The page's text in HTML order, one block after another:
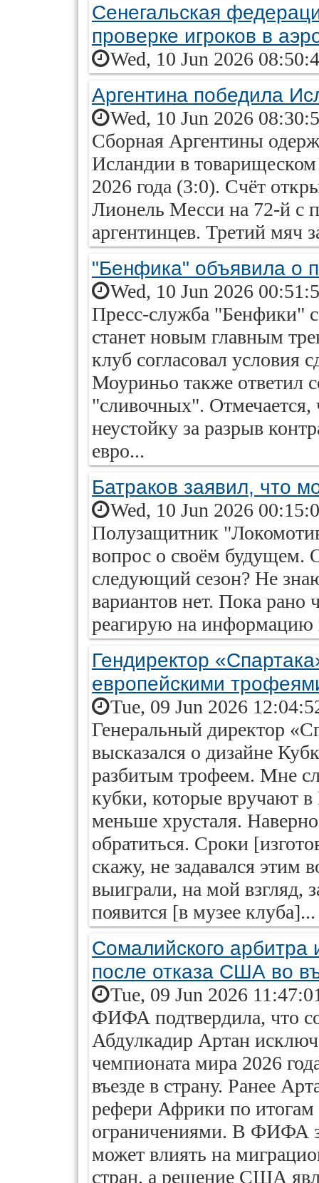
Сенегальская
проверке игроков в
Wed, 10 Jun 2026
Аргентина победила
Wed, 10 Jun 2026
Сборная Аргентины
Исландии в
2026 года (3:0). Счёт
Лионель Месси на 72-й с
аргентинцев. Третий мяч
"Бенфика" объявила о
Wed, 10 Jun 2026
Пресс-служба "Бенфики"
станет новым главным
клуб согласовал условия
Моуриньо также ответил
"сливочных".
неустойку за разрыв
евро...
Батраков заявил, что
Wed, 10 Jun 2026
Полузащитник
вопрос о своём будущем.
следующий сезон? Не
вариантов нет. Пока рано
реагирую на информацию
Гендиректор
европейскими
Tue, 09 Jun 2026
Генеральный директор
высказался о дизайне
разбитым трофеем. Мне
кубки, которые вручают
меньше хрусталя.
обратиться. Сроки
скажу, не задавался
выиграли, на мой взгляд,
появится [в музее клуба]...
Сомалийского
после отказа США во
Tue, 09 Jun 2026
ФИФА подтвердила, что
Абдулкадир Артан
чемпионата мира 2026
въезде в страну. Ранее
рефери Африки по итогам
ограничениями. В ФИФА
может влиять на
стран, а решение США